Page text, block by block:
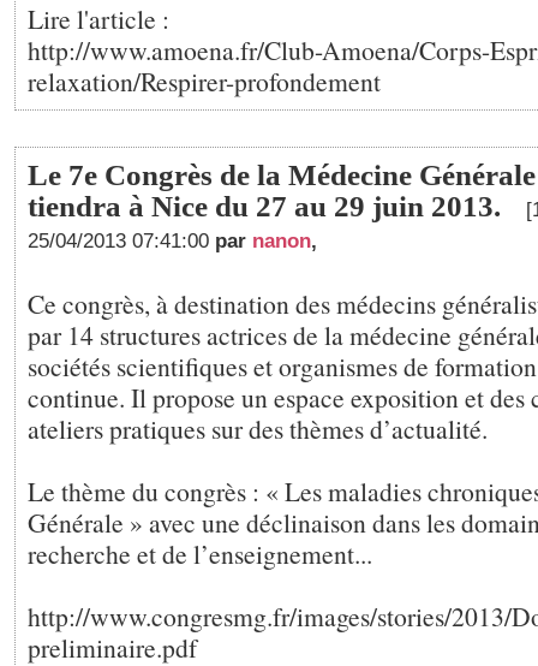
Lire l'article :
http://www.amoena.fr/Club-Amoena/Corps-
relaxation/Respirer-profondement
Le 7e Congrès de la Médecine
tiendra à Nice du 27 au 29 juin 2013.
25/04/2013 07:41:00 par nanon,
Ce congrès, à destination des médecins
par 14 structures actrices de la médecine
sociétés scientifiques et organismes de
continue. Il propose un espace exposition et des
ateliers pratiques sur des thèmes d’actualité.
Le thème du congrès : « Les maladies
Générale » avec une déclinaison dans les
recherche et de l’enseignement...
http://www.congresmg.fr/images/stories/2013/
preliminaire.pdf